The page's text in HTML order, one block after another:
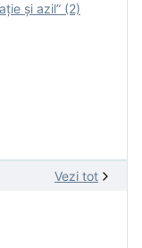
și azil” (2)
Vezi tot